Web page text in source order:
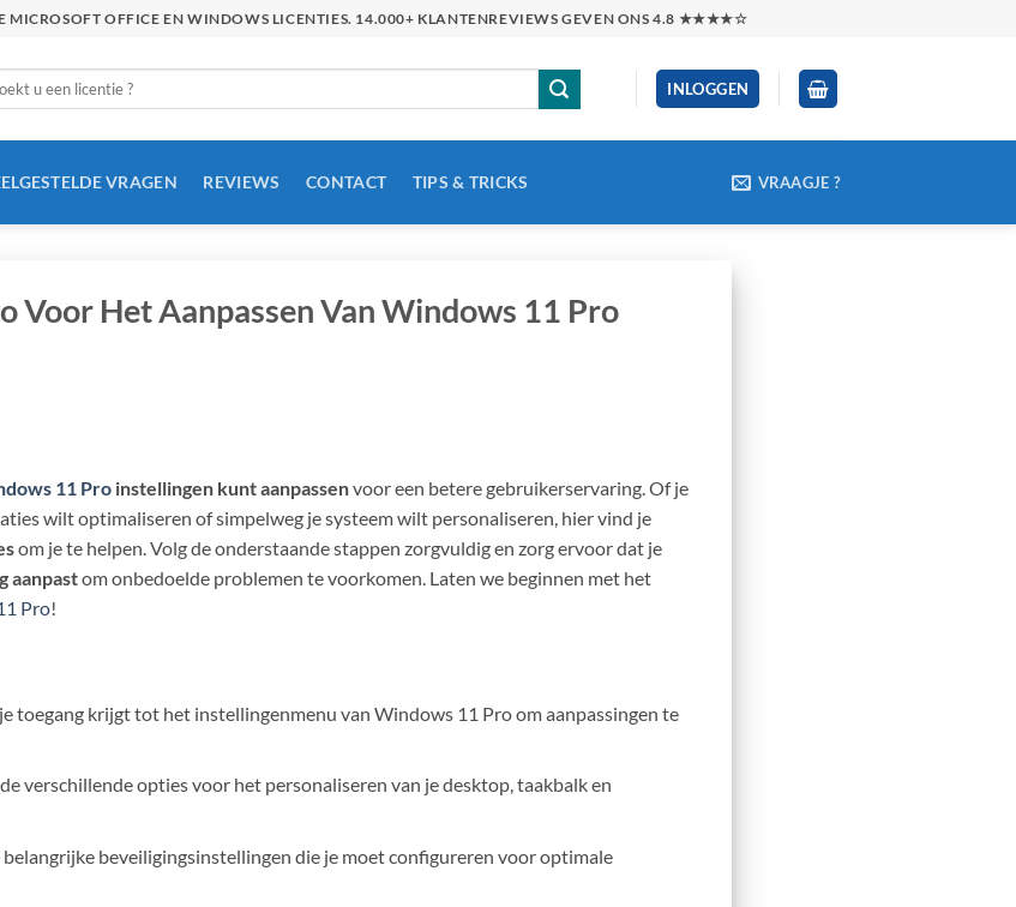
MICROSOFT OFFICE EN WINDOWS LICENTIES. 14.000+ KLANTENREVIEWS GEVEN ONS 4.8 ★★★★☆
INLOGGEN
VRAGEN REVIEWS CONTACT TIPS & TRICKS VRAAGJE ?
Voor Het Aanpassen Van Windows 11 Pro
11 Pro instellingen kunt aanpassenvoor een betere gebruikerservaring. Of je
wilt optimaliseren of simpelweg je systeem wilt personaliseren, hier vind je
om je te helpen. Volg de onderstaande stappen zorgvuldig en zorg ervoor dat je
aanpastom onbedoelde problemen te voorkomen. Laten we beginnen met het
Pro!
toegang krijgt tot het instellingenmenu van Windows 11 Pro om aanpassingen te
verschillende opties voor het personaliseren van je desktop, taakbalk en
beveiligingsinstellingen die je moet configureren voor optimale